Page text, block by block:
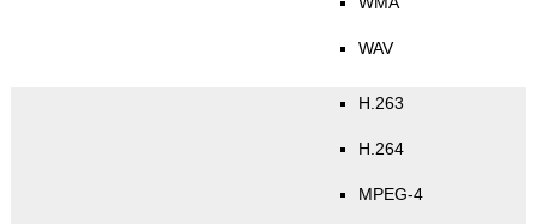
WAV
H.263
H.264
MPEG-4